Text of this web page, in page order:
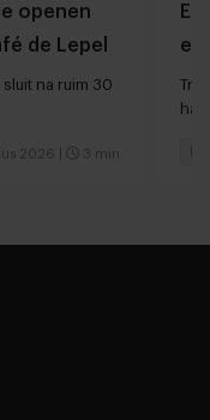
openen
de Lepel
na ruim 30
2026 3 min